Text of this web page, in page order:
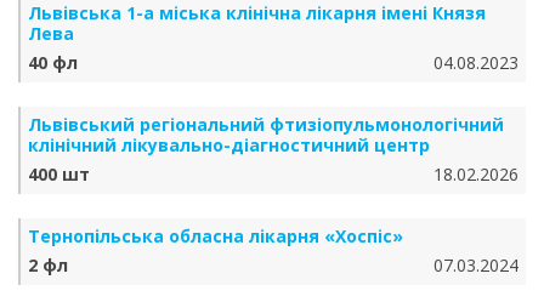
Львівська 1-а міська клінічна лікарня імені Князя
Лева
40 фл
04.08.2023
Львівський регіональний фтизіопульмонологічний
клінічний лікувально-діагностичний центр
400 шт
18.02.2026
Тернопільська обласна лікарня «Хоспіс»
2 фл
07.03.2024